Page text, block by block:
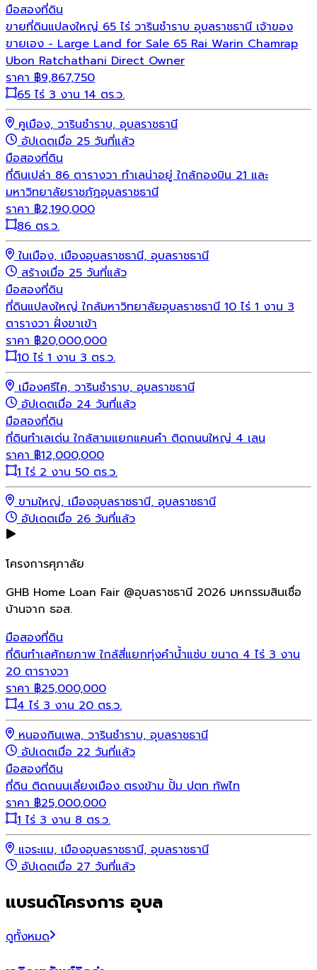
มือสองที่ดิน
ขายที่ดินแปลงใหญ่ 65 ไร่ วารินชำราบ อุบลราชธานี เจ้าของ
ขายเอง - Large Land for Sale 65 Rai Warin Chamrap
Ubon Ratchathani Direct Owner
ราคา ฿9,867,750
65 ไร่ 3 งาน 14 ตร.ว.
คูเมือง, วารินชำราบ, อุบลราชธานี
อัปเดตเมื่อ 25 วันที่แล้ว
มือสองที่ดิน
ที่ดินเปล่า 86 ตารางวา ทำเลน่าอยู่ ใกล้กองบิน 21 และ
มหาวิทยาลัยราชภัฏอุบลราชธานี
ราคา ฿2,190,000
86 ตร.ว.
ในเมือง, เมืองอุบลราชธานี, อุบลราชธานี
สร้างเมื่อ 25 วันที่แล้ว
มือสองที่ดิน
ที่ดินแปลงใหญ่ ใกล้มหาวิทยาลัยอุบลราชธานี 10 ไร่ 1 งาน 3
ตารางวา ฝั่งขาเข้า
ราคา ฿20,000,000
10 ไร่ 1 งาน 3 ตร.ว.
เมืองศรีไค, วารินชำราบ, อุบลราชธานี
อัปเดตเมื่อ 24 วันที่แล้ว
มือสองที่ดิน
ที่ดินทำเลเด่น ใกล้สามแยกแคนคำ ติดถนนใหญ่ 4 เลน
ราคา ฿12,000,000
1 ไร่ 2 งาน 50 ตร.ว.
ขามใหญ่, เมืองอุบลราชธานี, อุบลราชธานี
อัปเดตเมื่อ 26 วันที่แล้ว
โครงการศุภาลัย
GHB Home Loan Fair @อุบลราชธานี 2026 มหกรรมสินเชื่อ
บ้านจาก ธอส.
มือสองที่ดิน
ที่ดินทำเลศักยภาพ ใกล้สี่แยกทุ่งคำน้ำแซ่บ ขนาด 4 ไร่ 3 งาน
20 ตารางวา
ราคา ฿25,000,000
4 ไร่ 3 งาน 20 ตร.ว.
หนองกินเพล, วารินชำราบ, อุบลราชธานี
อัปเดตเมื่อ 22 วันที่แล้ว
มือสองที่ดิน
ที่ดิน ติดถนนเลี่ยงเมือง ตรงข้าม ปั้ม ปตท ทัพไท
ราคา ฿25,000,000
1 ไร่ 3 งาน 8 ตร.ว.
แจระแม, เมืองอุบลราชธานี, อุบลราชธานี
อัปเดตเมื่อ 27 วันที่แล้ว
แบรนด์โครงการ อุบล
ดูทั้งหมด